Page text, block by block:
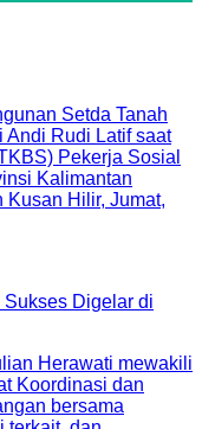
Digelar di